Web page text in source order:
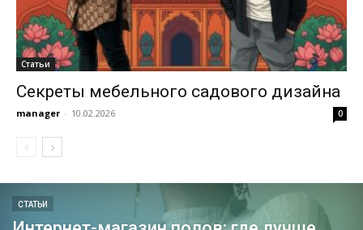
Статьи
Секреты мебельного садового дизайна
manager - 10.02.2026 0
СТАТЬИ